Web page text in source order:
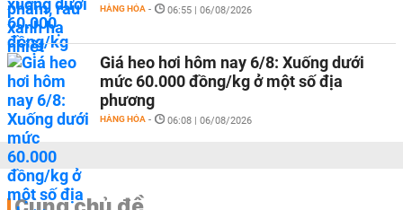
HÀNG HÓA - 06:55 | 06/08/2026
Giá heo hơi hôm nay 6/8: Xuống dưới
mức 60.000 đồng/kg ở một số địa
phương
HÀNG HÓA - 06:08 | 06/08/2026